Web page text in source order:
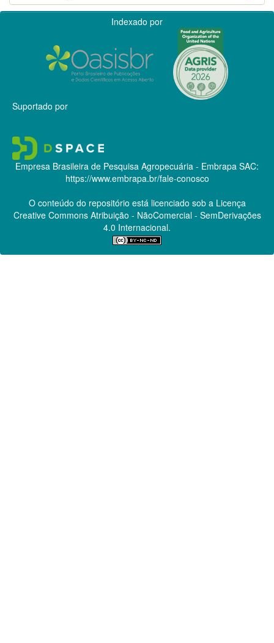
Indexado por
Suportado por
Empresa Brasileira de Pesquisa Agropecuária - Embrapa SAC:
https://www.embrapa.br/fale-conosco
O conteúdo do repositório está licenciado sob a Licença
Creative CommonsAtribuição - NãoComercial - SemDerivações
4.0 Internacional.